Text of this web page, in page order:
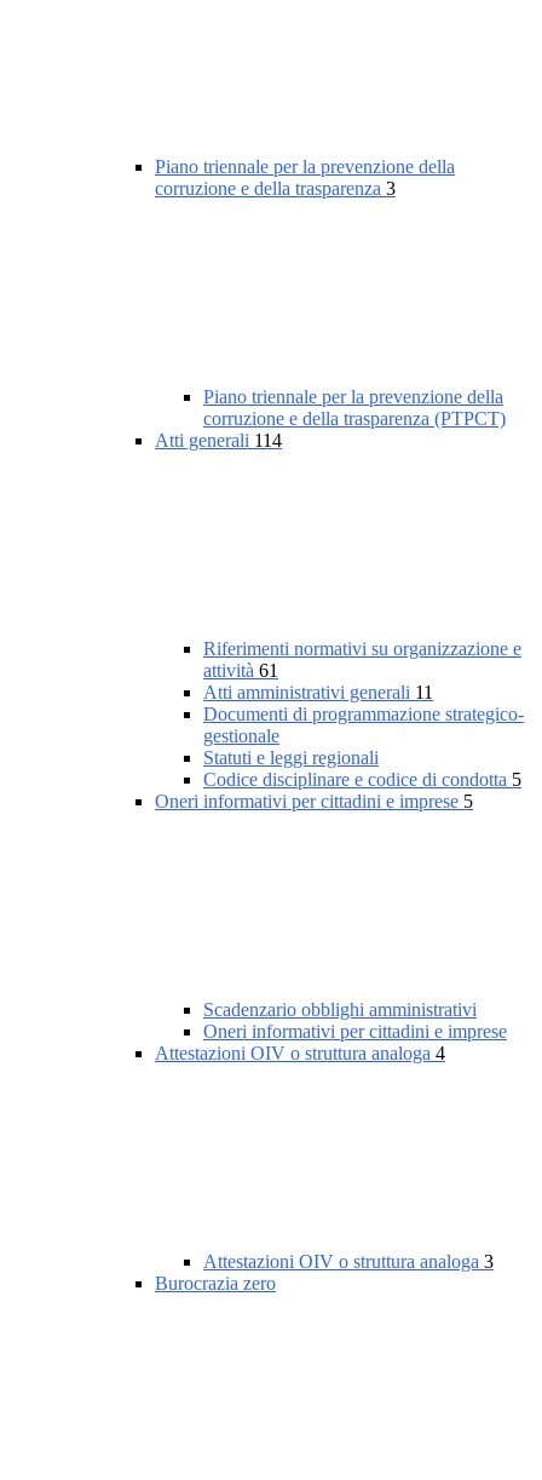
Piano triennale per la prevenzione della
corruzione e della trasparenza 3
Piano triennale per la prevenzione della
corruzione e della trasparenza (PTPCT)
Atti generali 114
Riferimenti normativi su organizzazione e
attività 61
Atti amministrativi generali 11
Documenti di programmazione strategico-
gestionale
Statuti e leggi regionali
Codice disciplinare e codice di condotta 5
Oneri informativi per cittadini e imprese 5
Scadenzario obblighi amministrativi
Oneri informativi per cittadini e imprese
Attestazioni OIV o struttura analoga 4
Attestazioni OIV o struttura analoga 3
Burocrazia zero